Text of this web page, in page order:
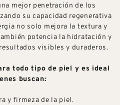
mejor penetración de los
su capacidad regenerativa
no solo mejora la textura y
potencia la hidratación y
visibles y duraderos.
todo tipo de piel y es ideal
buscan:
y firmeza de la piel.